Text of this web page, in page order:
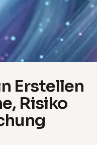
Erstellen
Risiko